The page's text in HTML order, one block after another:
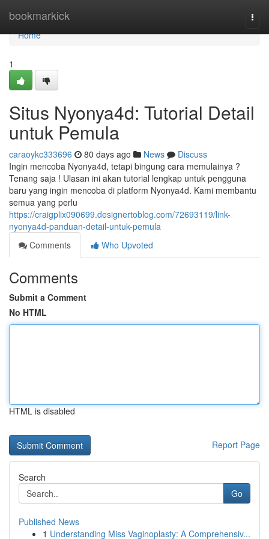
bookmarkick
Home
Home
1
Situs Nyonya4d: Tutorial Detail
untuk Pemula
caraoykc333696 80 days ago News
Discuss
Ingin mencoba Nyonya4d, tetapi bingung cara memulainya ?
Tenang saja ! Ulasan ini akan tutorial lengkap untuk pengguna
baru yang ingin mencoba di platform Nyonya4d. Kami membantu
semua yang perlu
https://craigplix090699.designertoblog.com/72693119/link-
nyonya4d-panduan-detail-untuk-pemula
Comments
Who Upvoted
Comments
Submit a Comment
No HTML
HTML is disabled
Report Page
Search
Go
Published News
1 Understanding Miss Vaginoplasty: A Comprehensiv...